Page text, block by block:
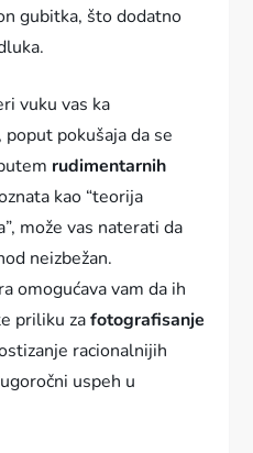
gubitka, što dodatno
vuku vas ka
pokušaja da se
rudimentarnih
kao “teorija
može vas naterati da
neizbežan.
omogućava vam da ih
priliku zafotografisanje
racionalnijih
uspeh u